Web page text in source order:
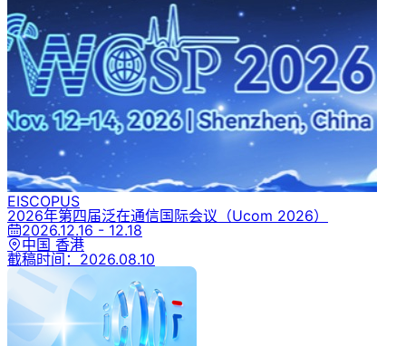
EISCOPUS
2026年第四届泛在通信国际会议 （Ucom 2026）
2026.12.16 - 12.18
中国 香港
截稿时间： 2026.08.10